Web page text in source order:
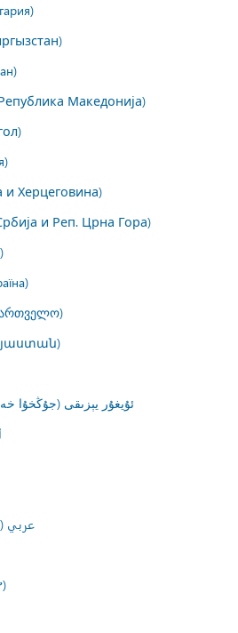
Македонија)
и Херцеговина)
и Реп. Црна Гора)
ئۇيغۇر يېزىقى (جۇڭخۇا
عربي